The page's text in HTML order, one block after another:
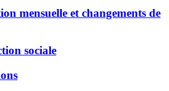
mensuelle et changements de
sociale